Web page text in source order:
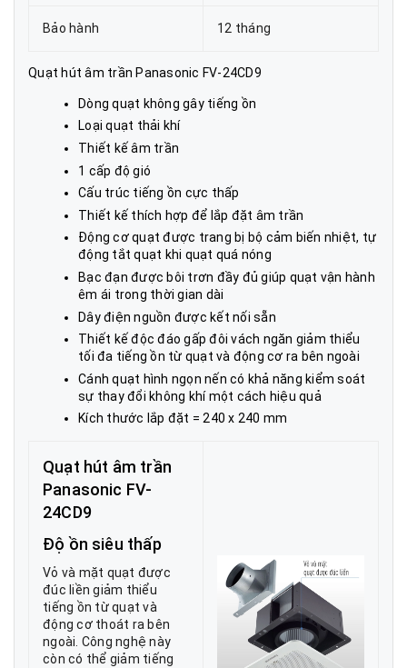
Bảo hành 12 tháng
Quạt hút âm trần Panasonic FV-24CD9
Dòng quạt không gây tiếng ồn
Loại quạt thải khí
Thiết kế âm trần
1 cấp độ gió
Cấu trúc tiếng ồn cực thấp
Thiết kế thích hợp để lắp đặt âm trần
Động cơ quạt được trang bị bộ cảm biến nhiệt, tự
động tắt quạt khi quạt quá nóng
Bạc đạn được bôi trơn đầy đủ giúp quạt vận hành
êm ái trong thời gian dài
Dây điện nguồn được kết nối sẵn
Thiết kế độc đáo gấp đôi vách ngăn giảm thiểu
tối đa tiếng ồn từ quạt và động cơ ra bên ngoài
Cánh quạt hình ngọn nến có khả năng kiểm soát
sự thay đổi không khí một cách hiệu quả
Kích thước lắp đặt = 240 x 240 mm
Quạt hút âm trần
Panasonic FV-
24CD9
Độ ồn siêu thấp
Vỏ và mặt quạt được
đúc liền giảm thiểu
tiếng ồn từ quạt và
động cơ thoát ra bên
ngoài. Công nghệ này
còn có thể giảm tiếng